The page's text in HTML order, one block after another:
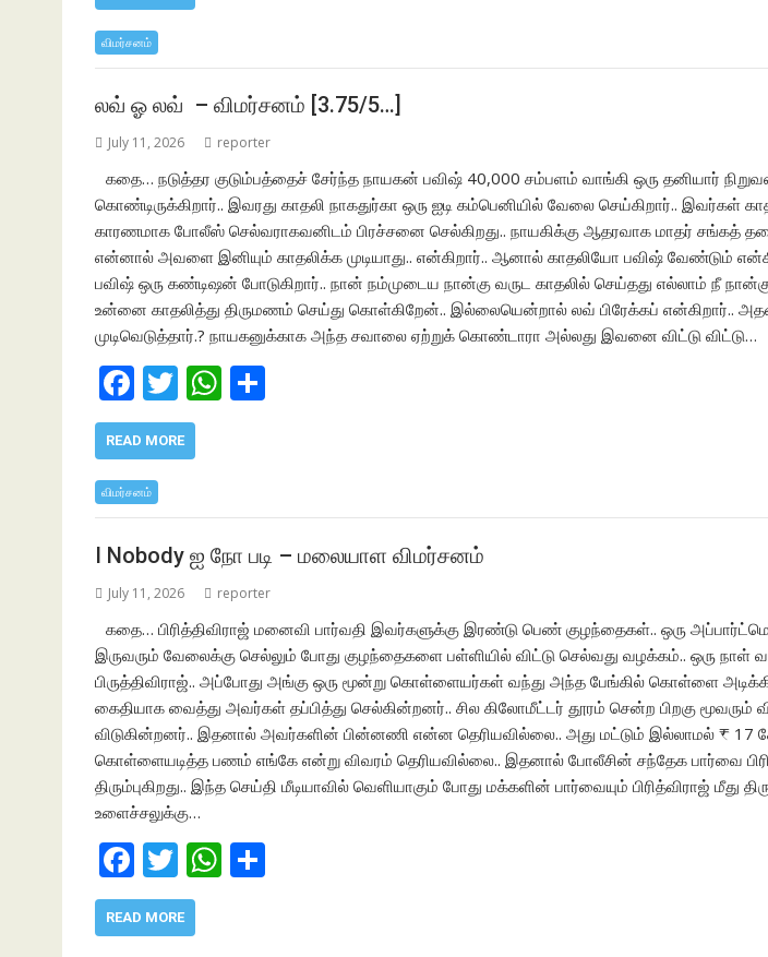
b
o
o
k
A
p
p
விமர்சனம்
லவ் ஓ லவ் – விமர்சனம் [3.75/5…]
July 11, 2026 reporter
கதை… நடுத்தர குடும்பத்தைச் சேர்ந்த நாயகன் பவிஷ் 40,000 சம்பளம் வாங்கி ஒரு தனியார்
கொண்டிருக்கிறார்.. இவரது காதலி நாகதுர்கா ஒரு ஐடி கம்பெனியில் வேலை செய்கிறார்.. இவர்கள்
காரணமாக போலீஸ் செல்வராகவனிடம் பிரச்சனை செல்கிறது.. நாயகிக்கு ஆதரவாக மாதர் சங்கத்
என்னால் அவளை இனியும் காதலிக்க முடியாது.. என்கிறார்.. ஆனால் காதலியோ பவிஷ் வேண்டும்
பவிஷ் ஒரு கண்டிஷன் போடுகிறார்.. நான் நம்முடைய நான்கு வருட காதலில் செய்தது எல்லாம் நீ
உன்னை காதலித்து திருமணம் செய்து கொள்கிறேன்.. இல்லையென்றால் லவ் பிரேக்கப் என்கிறார்..
முடிவெடுத்தார்.? நாயகனுக்காக அந்த சவாலை ஏற்றுக் கொண்டாரா அல்லது இவனை விட்டு விட்டு…
F
ac
e
b
o
o
k
T
w
itt
W
A
p
p
READ MORE
விமர்சனம்
I Nobody ஐ நோ படி – மலையாள விமர்சனம்
July 11, 2026 reporter
கதை… பிரித்திவிராஜ் மனைவி பார்வதி இவர்களுக்கு இரண்டு பெண் குழந்தைகள்.. ஒரு
இருவரும் வேலைக்கு செல்லும் போது குழந்தைகளை பள்ளியில் விட்டு செல்வது வழக்கம்.. ஒரு நாள்
பிருத்திவிராஜ்.. அப்போது அங்கு ஒரு மூன்று கொள்ளையர்கள் வந்து அந்த பேங்கில் கொள்ளை
கைதியாக வைத்து அவர்கள் தப்பித்து செல்கின்றனர்.. சில கிலோமீட்டர் தூரம் சென்ற பிறகு மூவரும்
விடுகின்றனர்.. இதனால் அவர்களின் பின்னணி என்ன தெரியவில்லை.. அது மட்டும் இல்லாமல் ₹ 17
கொள்ளையடித்த பணம் எங்கே என்று விவரம் தெரியவில்லை.. இதனால் போலீசின் சந்தேக பார்வை
திரும்புகிறது.. இந்த செய்தி மீடியாவில் வெளியாகும் போது மக்களின் பார்வையும் பிரித்விராஜ் மீது
உளைச்சலுக்கு…
F
ac
e
T
w
itt
W
h
READ MORE